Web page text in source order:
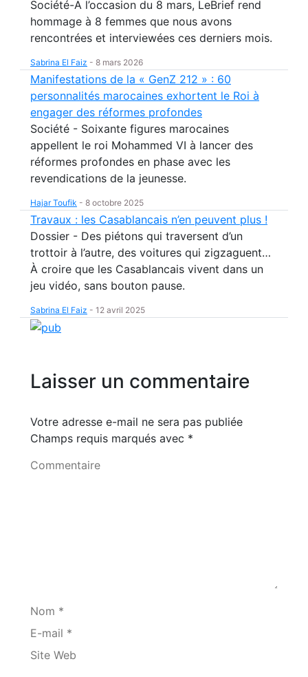
Société-A l’occasion du 8 mars, LeBrief rend
hommage à 8 femmes que nous avons
rencontrées et interviewées ces derniers mois.
Sabrina El Faiz - 8 mars 2026
Manifestations de la « GenZ 212 » : 60
personnalités marocaines exhortent le Roi à
engager des réformes profondes
Société - Soixante figures marocaines
appellent le roi Mohammed VI à lancer des
réformes profondes en phase avec les
revendications de la jeunesse.
Hajar Toufik - 8 octobre 2025
Travaux : les Casablancais n’en peuvent plus !
Dossier - Des piétons qui traversent d’un
trottoir à l’autre, des voitures qui zigzaguent…
À croire que les Casablancais vivent dans un
jeu vidéo, sans bouton pause.
Sabrina El Faiz - 12 avril 2025
Laisser un commentaire
Votre adresse e-mail ne sera pas publiée
Champs requis marqués avec *
Commentaire
Nom *
E-mail *
Site Web